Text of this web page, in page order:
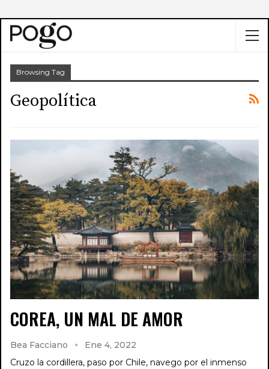
Browsing Tag
Geopolítica
COREA, UN MAL DE AMOR
Bea Facciano
Ene 4, 2022
Cruzo la cordillera, paso por Chile, navego por el inmenso